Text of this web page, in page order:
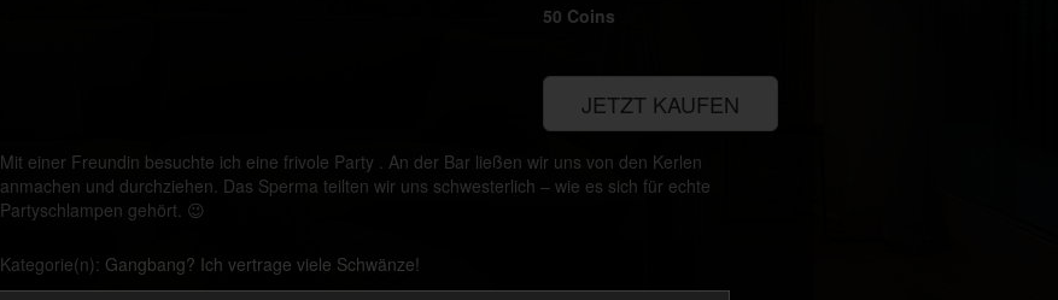
50 Coins
JETZT KAUFEN
Mit einer Freundin besuchte ich eine frivole Party . An der Bar ließen wir uns von den Kerlen
anmachen und durchziehen. Das Sperma teilten wir uns schwesterlich – wie es sich für echte
Partyschlampen gehört. 😉
Kategorie(n): Gangbang? Ich vertrage viele Schwänze!